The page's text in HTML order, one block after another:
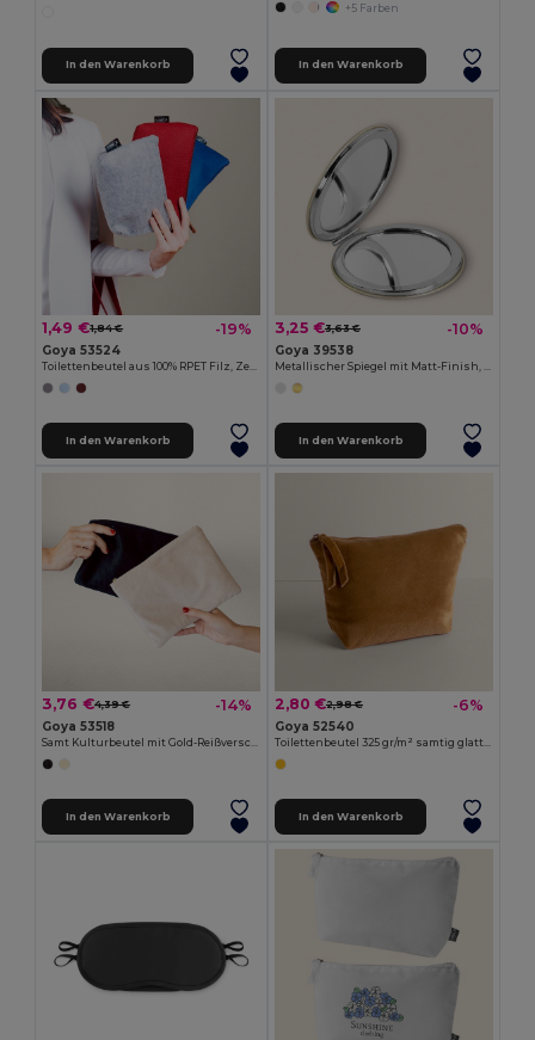
In den Warenkorb
+5 Farben
In den Warenkorb
1,49 €1,84 € -19%
Goya 53524
Toilettenbeutel aus 100% RPET Filz, Zertifiziert PATCH
In den Warenkorb
3,25 €3,63 € -10%
Goya 39538
Metallischer Spiegel mit Matt-Finish, 2er-Set BEVERLY
In den Warenkorb
3,76 €4,39 € -14%
Goya 53518
Samt Kulturbeutel mit Gold-Reißverschluss, Flauschig LEUNA
In den Warenkorb
2,80 €2,98 € -6%
Goya 52540
Toilettenbeutel 325 gr/m² samtig glatt IMANDRA
In den Warenkorb